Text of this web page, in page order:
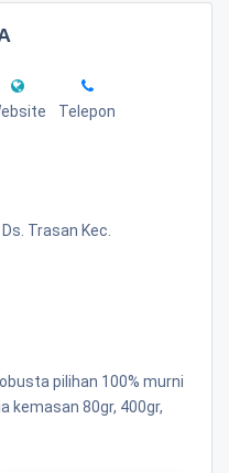
Telepon
Trasan Kec.
pilihan 100% murni
kemasan 80gr, 400gr,